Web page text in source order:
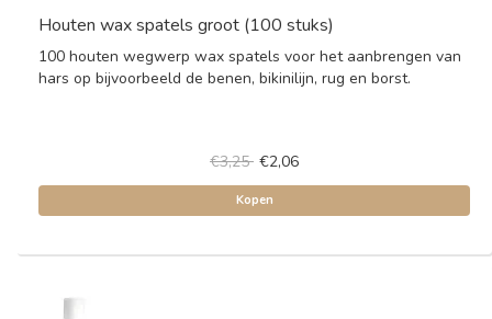
Houten wax spatels groot (100 stuks)
100 houten wegwerp wax spatels voor het aanbrengen van
hars op bijvoorbeeld de benen, bikinilijn, rug en borst.
€3,25 €2,06
Kopen